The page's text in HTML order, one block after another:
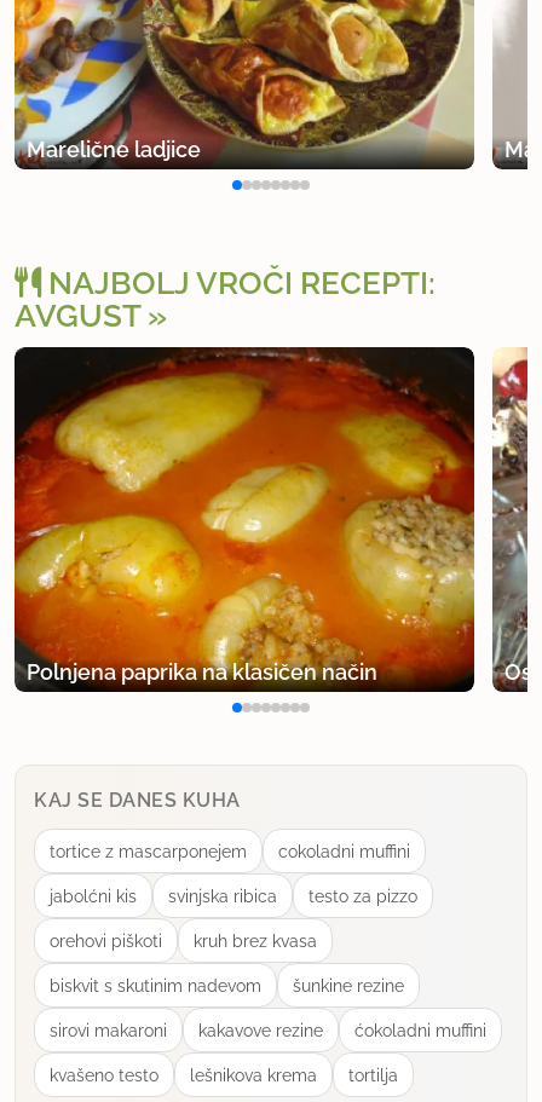
Marelične ladjice
NAJBOLJ VROČI RECEPTI:
AVGUST
Polnjena paprika na klasičen način
KAJ SE DANES KUHA
tortice z mascarponejem cokoladni muffini
jabolćni kis svinjska ribica testo za pizzo
orehovi piškoti kruh brez kvasa
biskvit s skutinim nadevom šunkine rezine
sirovi makaroni kakavove rezine ćokoladni muffini
kvašeno testo lešnikova krema tortilja